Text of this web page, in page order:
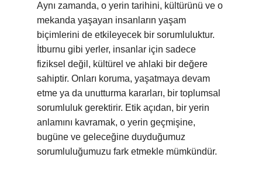
Aynı zamanda, o yerin tarihini, kültürünü ve o
mekanda yaşayan insanların yaşam
biçimlerini de etkileyecek bir sorumluluktur.
İtburnu gibi yerler, insanlar için sadece
fiziksel değil, kültürel ve ahlaki bir değere
sahiptir. Onları koruma, yaşatmaya devam
etme ya da unutturma kararları, bir toplumsal
sorumluluk gerektirir. Etik açıdan, bir yerin
anlamını kavramak, o yerin geçmişine,
bugüne ve geleceğine duyduğumuz
sorumluluğumuzu fark etmekle mümkündür.